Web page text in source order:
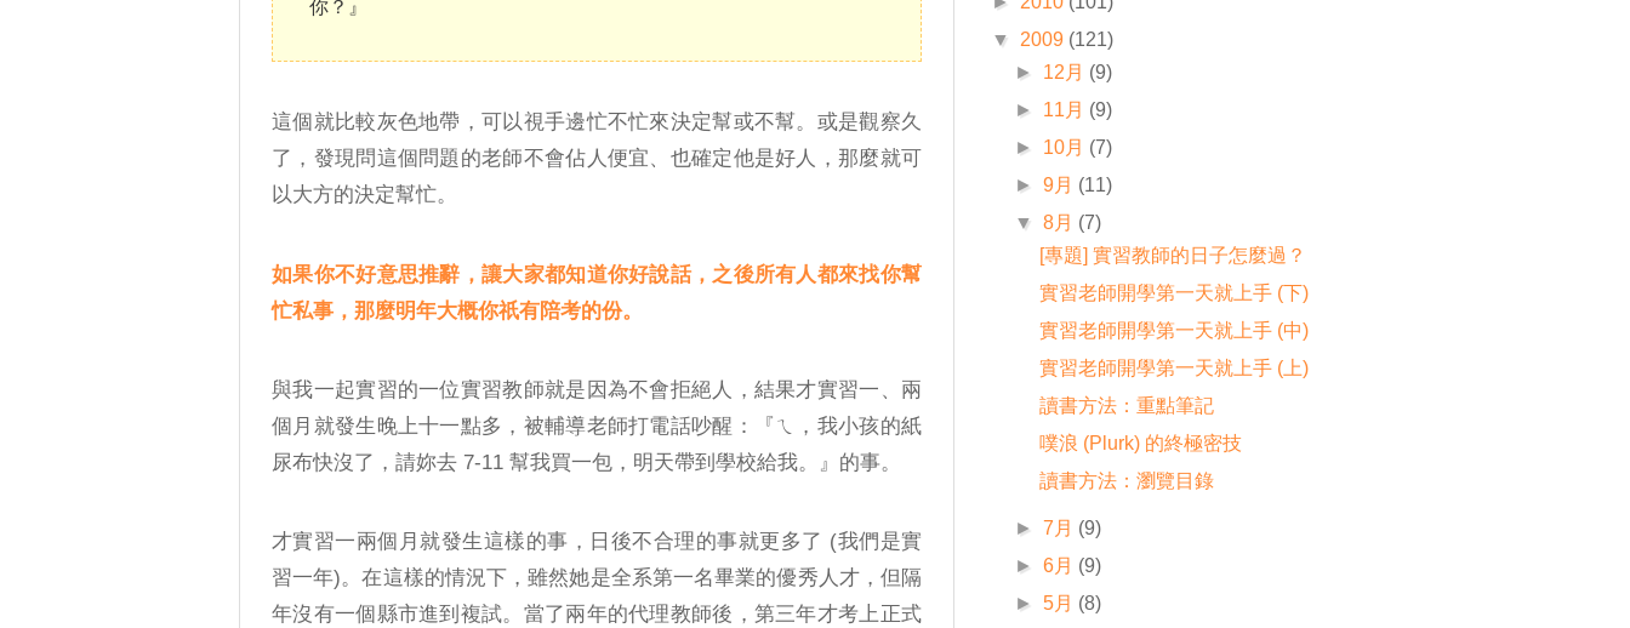
你？』
這個就比較灰色地帶，可以視手邊忙不忙來決定幫或不幫。或是觀察久
了，發現問這個問題的老師不會佔人便宜、也確定他是好人，那麼就可
以大方的決定幫忙。
如果你不好意思推辭，讓大家都知道你好說話，之後所有人都來找你幫
忙私事，那麼明年大概你祇有陪考的份。
與我一起實習的一位實習教師就是因為不會拒絕人，結果才實習一、兩
個月就發生晚上十一點多，被輔導老師打電話吵醒：『ㄟ，我小孩的紙
尿布快沒了，請妳去 7-11 幫我買一包，明天帶到學校給我。』的事。
才實習一兩個月就發生這樣的事，日後不合理的事就更多了 (我們是實
習一年)。在這樣的情況下，雖然她是全系第一名畢業的優秀人才，但隔
年沒有一個縣市進到複試。當了兩年的代理教師後，第三年才考上正式
▼
2009 (121)
► 12月 (9)
► 11月 (9)
► 10月 (7)
►9月 (11)
▼
8月 (7)
[專題] 實習教師的日子怎麼過？
實習老師開學第一天就上手 (下)
實習老師開學第一天就上手 (中)
實習老師開學第一天就上手 (上)
讀書方法：重點筆記
噗浪 (Plurk) 的終極密技
讀書方法：瀏覽目錄
►7月 (9)
►6月 (9)
►5月 (8)